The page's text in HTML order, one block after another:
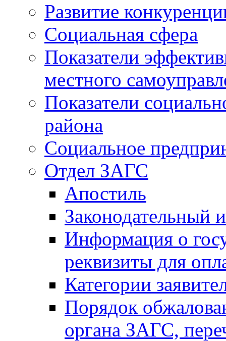
Развитие
Социальная сфера
Показатели
местного
Показатели
района
Социальное
Отдел ЗАГС
Апостиль
Законодательный
Информация о
реквизиты для
Категории
Порядок
органа ЗАГС,